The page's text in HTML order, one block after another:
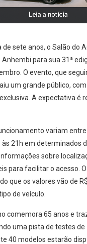
sete anos, o Salão do
para sua 31ª
O evento, que
um grande público,
A expectativa é
variam
21h em determinados
sobre
para facilitar o acesso.
que os valores vão de
de veículo.
comemora 65 anos e
uma pista de testes de
40 modelos estarão